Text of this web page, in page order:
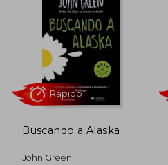
Buscando a Alaska
John Green